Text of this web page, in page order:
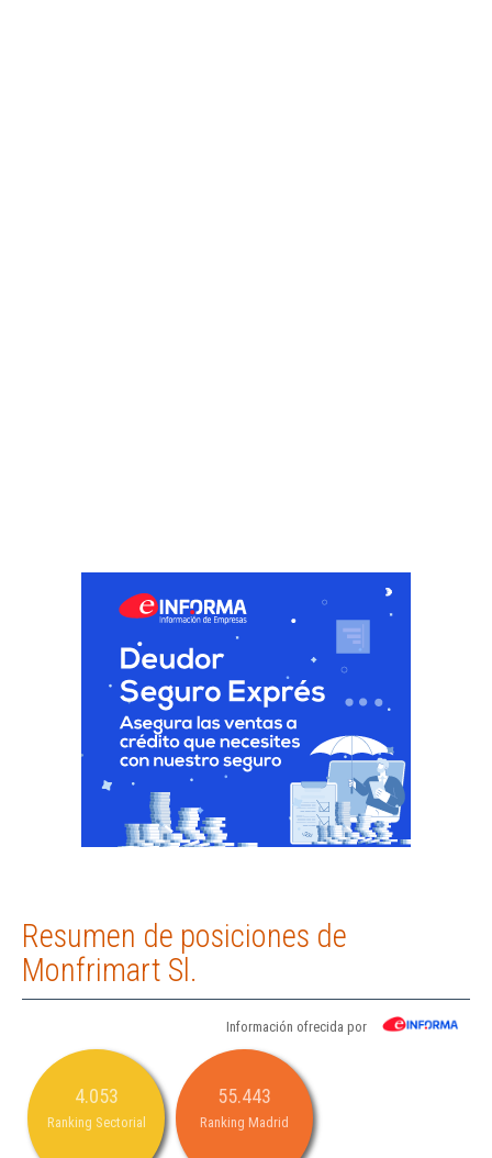
Resumen de posiciones de
Monfrimart Sl.
Información ofrecida por
4.053
Ranking Sectorial
55.443
Ranking Madrid